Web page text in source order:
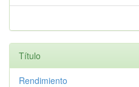
Título
Rendimiento